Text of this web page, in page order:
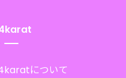
について